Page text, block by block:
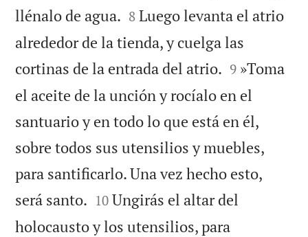
llénalo de agua. 

8 Luego levanta el atrio
alrededor de la tienda, y cuelga las
cortinas de la entrada del atrio. 

9 »Toma
el aceite de la unción y rocíalo en el
santuario y en todo lo que está en él,
sobre todos sus utensilios y muebles,
para santificarlo. Una vez hecho esto,
será santo. 

10 Ungirás el altar del
holocausto y los utensilios, para